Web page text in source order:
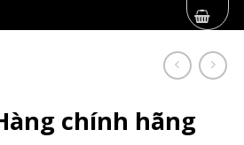
chính hãng